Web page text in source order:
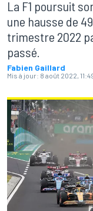
La F1 poursuit
une hausse de
trimestre 2022
passé.
Fabien Gaillard
Mis à jour: 8 août 2022,